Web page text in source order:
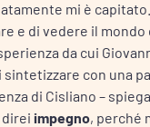
mi è
e di vedere il mondo
da cui
sintetizzare con una
di Cisliano –
direi impegno, perché